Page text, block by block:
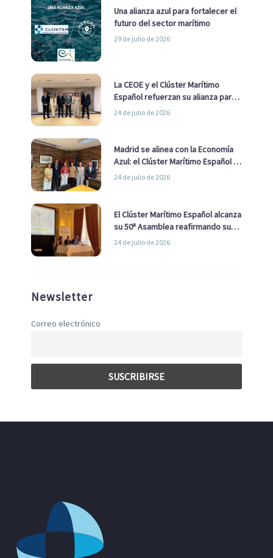
Una alianza azul para fortalecer el
futuro del sector marítimo
29 de julio de 2026
La CEOE y el Clúster Marítimo
Español refuerzan su alianza para
impulsar una estrategia Nacional
24 de julio de 2026
Madrid se alinea con la Economía
Azul: el Clúster Marítimo Español y
la Real Liga Naval avanzan alianzas
24 de julio de 2026
El Clúster Marítimo Español alcanza
su 50ª Asamblea reafirmando su
liderazgo en la Economía Azul
24 de julio de 2026
Newsletter
Correo electrónico